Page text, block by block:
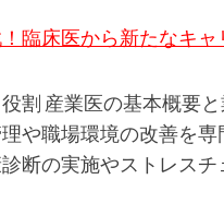
臨床医から新たなキ
割 産業医の基本概要
や職場環境の改善を
断の実施やストレス